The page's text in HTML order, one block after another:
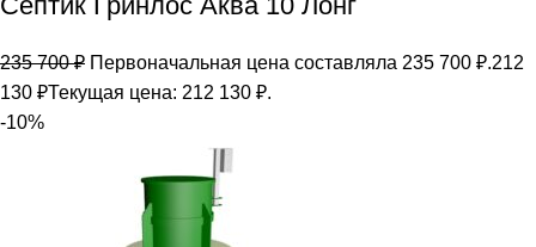
235 700₽ Первоначальная цена составляла 235 700 ₽.212
130 ₽Текущая цена: 212 130 ₽.
-10%